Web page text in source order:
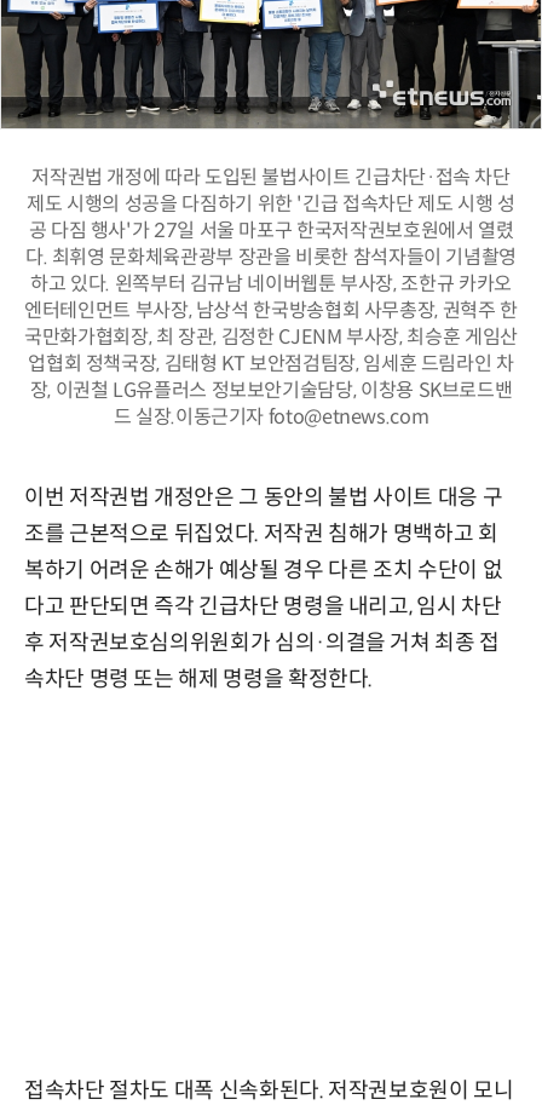
저작권법 개정에 따라 도입된 불법사이트 긴급차단·접속 차단
제도 시행의 성공을 다짐하기 위한 '긴급 접속차단 제도 시행 성
공 다짐 행사'가 27일 서울 마포구 한국저작권보호원에서 열렸
다. 최휘영 문화체육관광부 장관을 비롯한 참석자들이 기념촬영
하고 있다. 왼쪽부터 김규남 네이버웹툰 부사장, 조한규 카카오
엔터테인먼트 부사장, 남상석 한국방송협회 사무총장, 권혁주 한
국만화가협회장, 최 장관, 김정한 CJENM 부사장, 최승훈 게임산
업협회 정책국장, 김태형 KT 보안점검팀장, 임세훈 드림라인 차
장, 이권철 LG유플러스 정보보안기술담당, 이창용 SK브로드밴
드 실장.이동근기자 foto@etnews.com
이번 저작권법 개정안은 그 동안의 불법 사이트 대응 구
조를 근본적으로 뒤집었다. 저작권 침해가 명백하고 회
복하기 어려운 손해가 예상될 경우 다른 조치 수단이 없
다고 판단되면 즉각 긴급차단 명령을 내리고, 임시 차단
후 저작권보호심의위원회가 심의·의결을 거쳐 최종 접
속차단 명령 또는 해제 명령을 확정한다.
접속차단 절차도 대폭 신속화된다. 저작권보호원이 모니